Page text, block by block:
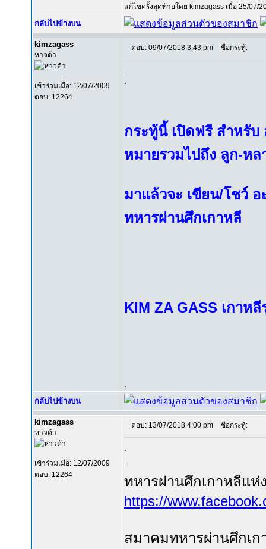
แก้ไขครั้งสุดท้ายโดย kimzagass เมื่อ 25/07/
กลับไปข้างบน
kimzagass
หาวด้า
เข้าร่วมเมื่อ: 12/07/2009
ตอบ: 12264
ตอบ: 09/07/2018 3:43 pm ชื่อกระทู้:
กระทู้นี้ เปิดฟรี สำหรั
หมายรวมไปถึง ลูก-หล
มาแล้วจะ เขียน/โชว์ อ
ทหารผ่านศึกเกาหลี
KIM ZA GASS เกาห
กลับไปข้างบน
kimzagass
หาวด้า
เข้าร่วมเมื่อ: 12/07/2009
ตอบ: 12264
ตอบ: 13/07/2018 4:00 pm ชื่อกระทู้:
ทหารผ่านศึกเกาหลีแห่
https://
สมาคมทหารผ่านศึกเ